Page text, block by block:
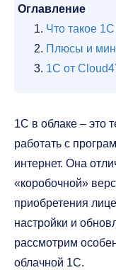
Оглавление
Что такое
Плюсы и
1С от
1С в облаке – это
работать с
интернет. Она
«коробочной»
приобретения
настройки и
рассмотрим
облачной 1С.